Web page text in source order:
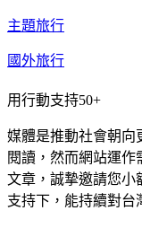
主題旅行
國外旅行
用行動支持50+
媒體是推動社會朝向
閱讀，然而網站運作
文章，誠摯邀請您小
支持下，能持續對台